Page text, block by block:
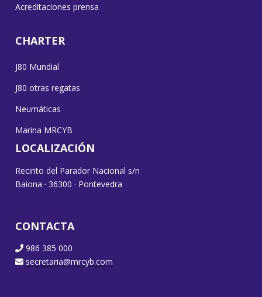
Acreditaciones prensa
CHARTER
J80 Mundial
J80 otras regatas
Neumáticas
Marina MRCYB
LOCALIZACIÓN
Recinto del Parador Nacional s/n
Baiona · 36300 · Pontevedra
CONTACTA
986 385 000
secretaria@mrcyb.com